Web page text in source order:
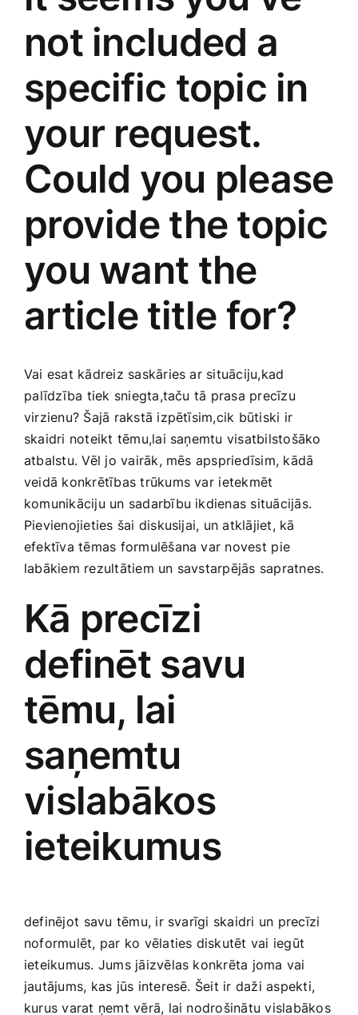
Jaunākie pārdevēji
Pirktākās preces
Raksti
Grāmatas
Gudrā māja
Mājai un remontam
Mājražotājiem
Mājsaimniecības preces
Mēbeles un interjers
Mobilie telefoni, planšetdatori
Pakalpojumi
Pārtikas preces
Preces birojam
Preces pieaugušajiem
Rotaļlietas, bērnu preces
Smaržas, kosmētika
Sports, tūrisms un atpūta
TV un Sadzīves tehnika
not included a
specific topic in
your request.
Could you please
provide the topic
you want the
article title for?
Vai esat kādreiz​ saskāries ar situāciju,kad
⁢palīdzība tiek sniegta,taču tā prasa precīzu
virzienu? Šajā rakstā izpētīsim,cik būtiski ir
skaidri noteikt tēmu,lai saņemtu visatbilstošāko
atbalstu. Vēl jo vairāk, mēs apspriedīsim, kādā
veidā konkrētības trūkums var⁣ ietekmēt
komunikāciju​ un sadarbību ikdienas situācijās.
Pievienojieties šai diskusijai, un atklājiet, kā
efektīva tēmas formulēšana var novest⁣ pie
labākiem rezultātiem un savstarpējās‌ sapratnes.
Kā precīzi
definēt​ savu
tēmu, lai
saņemtu
vislabākos
ieteikumus
definējot ⁣savu tēmu, ir svarīgi​ skaidri un precīzi
noformulēt, ‍par ‍ko vēlaties diskutēt vai iegūt
ieteikumus. Jums jāizvēlas konkrēta ‍joma ​vai
jautājums, kas jūs interesē. Šeit ir daži‌ aspekti,
kurus varat ņemt vērā, lai nodrošinātu vislabākos